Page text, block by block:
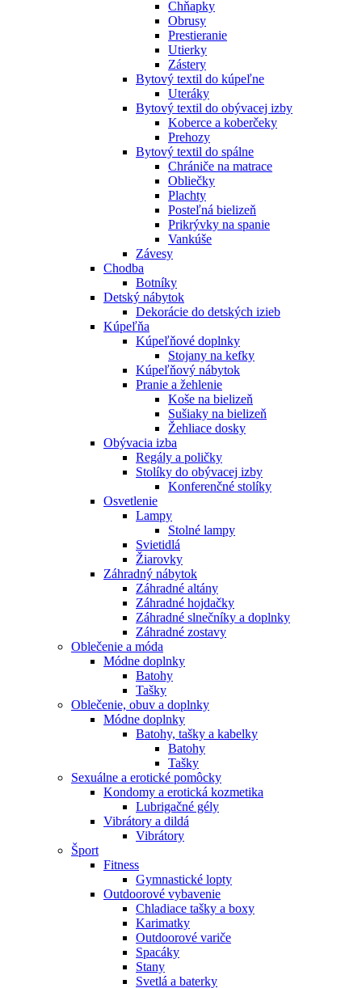
Chňapky
Obrusy
Prestieranie
Utierky
Zástery
Bytový textil do kúpeľne
Uteráky
Bytový textil do obývacej izby
Koberce a koberčeky
Prehozy
Bytový textil do spálne
Chrániče na matrace
Obliečky
Plachty
Posteľná bielizeň
Prikrývky na spanie
Vankúše
Závesy
Chodba
Botníky
Detský nábytok
Dekorácie do detských izieb
Kúpeľňa
Kúpeľňové doplnky
Stojany na kefky
Kúpeľňový nábytok
Pranie a žehlenie
Koše na bielizeň
Sušiaky na bielizeň
Žehliace dosky
Obývacia izba
Regály a poličky
Stolíky do obývacej izby
Konferenčné stolíky
Osvetlenie
Lampy
Stolné lampy
Svietidlá
Žiarovky
Záhradný nábytok
Záhradné altány
Záhradné hojdačky
Záhradné slnečníky a doplnky
Záhradné zostavy
Oblečenie a móda
Módne doplnky
Batohy
Tašky
Oblečenie, obuv a doplnky
Módne doplnky
Batohy, tašky a kabelky
Batohy
Tašky
Sexuálne a erotické pomôcky
Kondomy a erotická kozmetika
Lubrigačné gély
Vibrátory a dildá
Vibrátory
Šport
Fitness
Gymnastické lopty
Outdoorové vybavenie
Chladiace tašky a boxy
Karimatky
Outdoorové variče
Spacáky
Stany
Svetlá a baterky